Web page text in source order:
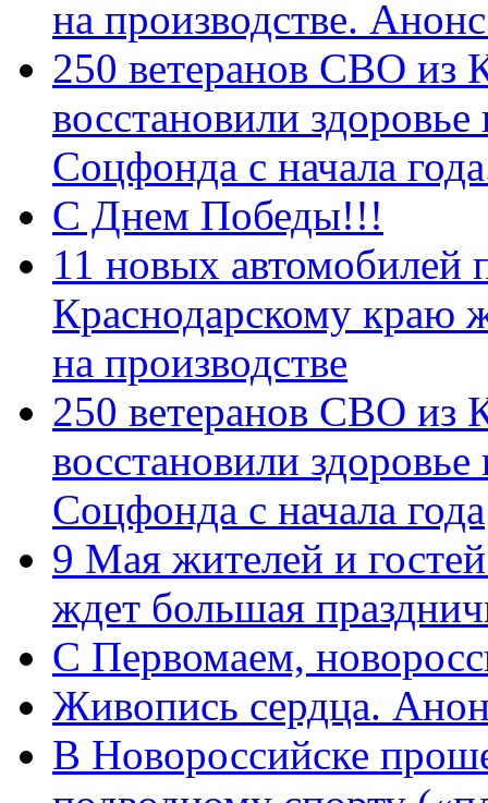
на производстве.
250 ветеранов СВО из
восстановили
Соцфонда с начала
С Днем Победы!!!
11 новых автомобилей
Краснодарскому краю
на производстве
250 ветеранов СВО из
восстановили
Соцфонда с начала года
9 Мая жителей и
ждет большая
C Первомаем,
Живопись сердца.
В Новороссийске